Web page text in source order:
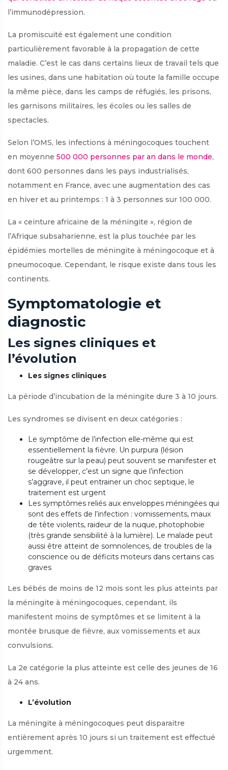
l’immunodépression.
La promiscuité est également une condition
particulièrement favorable à la propagation de cette
maladie. C’est le cas dans certains lieux de travail tels que
les usines, dans une habitation où toute la famille occupe
la même pièce, dans les camps de réfugiés, les prisons,
les garnisons militaires, les écoles ou les salles de
spectacles.
Selon l’OMS, les infections à méningocoques touchent
en moyenne 500 000 personnes par an dans le monde,
dont 600 personnes dans les pays industrialisés,
notamment en France, avec une augmentation des cas
en hiver et au printemps : 1 à 3 personnes sur 100 000.
La « ceinture africaine de la méningite », région de
l’Afrique subsaharienne, est la plus touchée par les
épidémies mortelles de méningite à méningocoque et à
pneumocoque. Cependant, le risque existe dans tous les
continents.
Symptomatologie et
diagnostic
Les signes cliniques et
l’évolution
Les signes cliniques
La période d’incubation de la méningite dure 3 à 10 jours.
Les syndromes se divisent en deux catégories :
Le symptôme de l’infection elle-même qui est
essentiellement la fièvre. Un purpura (lésion
rougeâtre sur la peau) peut souvent se manifester et
se développer, c’est un signe que l’infection
s’aggrave, il peut entrainer un choc septique, le
traitement est urgent
Les symptômes reliés aux enveloppes méningées qui
sont des effets de l’infection : vomissements, maux
de tête violents, raideur de la nuque, photophobie
(très grande sensibilité à la lumière). Le malade peut
aussi être atteint de somnolences, de troubles de la
conscience ou de déficits moteurs dans certains cas
graves
Les bébés de moins de 12 mois sont les plus atteints par
la méningite à méningocoques, cependant, ils
manifestent moins de symptômes et se limitent à la
montée brusque de fièvre, aux vomissements et aux
convulsions.
La 2e catégorie la plus atteinte est celle des jeunes de 16
à 24 ans.
L’évolution
La méningite à méningocoques peut disparaitre
entièrement après 10 jours si un traitement est effectué
urgemment.